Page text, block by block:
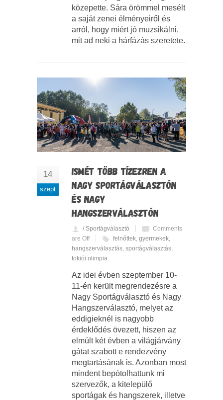
közepette. Sára örömmel mesélt
a saját zenei élményeiről és
arról, hogy miért jó muzsikálni,
mit ad neki a hárfázás szeretete.
14
szept
ISMÉT TÖBB TÍZEZREN A
NAGY SPORTÁGVÁLASZTÓN
ÉS NAGY
HANGSZERVÁLASZTÓN
/ Sportágválasztó
Comments
are Off
felnőttek, gyermekek,
hangszerválasztás, sportágválasztás,
tokiói olimpia
Az idei évben szeptember 10-
11-én került megrendezésre a
Nagy Sportágválasztó és Nagy
Hangszerválasztó, melyet az
eddigieknél is nagyobb
érdeklődés övezett, hiszen az
elmúlt két évben a világjárvány
gátat szabott e rendezvény
megtartásának is. Azonban most
mindent bepótolhattunk mi
szervezők, a kitelepülő
sportágak és hangszerek, illetve